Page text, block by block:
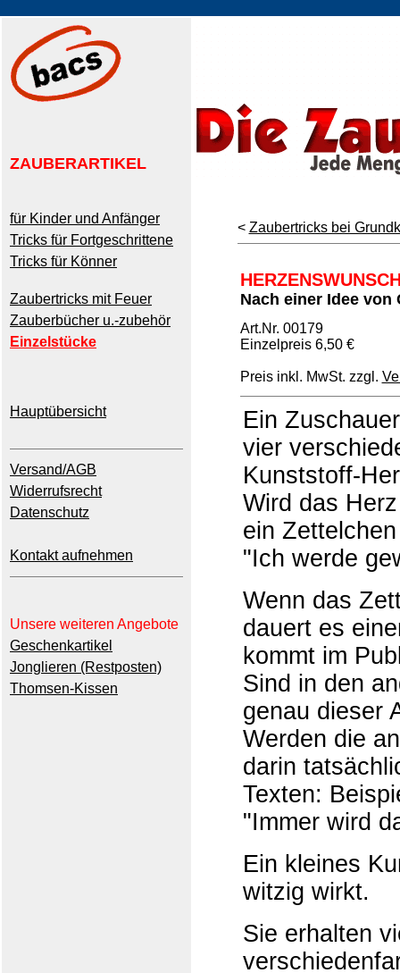
ZAUBERARTIKEL
für Kinder und Anfänger
Tricks für Fortgeschrittene
Tricks für Könner
Zaubertricks mit Feuer
Zauberbücher u.-zubehör
Einzelstücke
Hauptübersicht
Versand/AGB
Widerrufsrecht
Datenschutz
Kontakt aufnehmen
Unsere weiteren Angebote
Geschenkartikel
Jonglieren (Restposten)
Thomsen-Kissen
< Zaubertricks bei
Nach einer Idee
Art.Nr. 00179
Einzelpreis 6,50 €
Preis inkl. MwSt. zzgl.
Ein
vier
Kunststoff-
Wird das
ein
"Ich werde
Wenn das
dauert es
kommt im
Sind in den
genau dieser
Werden die
darin
Texten:
"Immer wird
Ein kleines
witzig wirkt.
Sie erhalten